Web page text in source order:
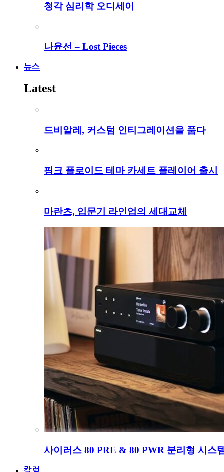
청각 심리학 오디세이
나윤선 – Lost Pieces
뉴스
Latest
드비알레, 커스텀 인티그레이션을 품다
핑크 플로이드 테마 카세트 플레이어 출시
마란츠, 입문기 라인업의 세대교체
사이러스 80 PRE & 80 PWR 분리형 시스